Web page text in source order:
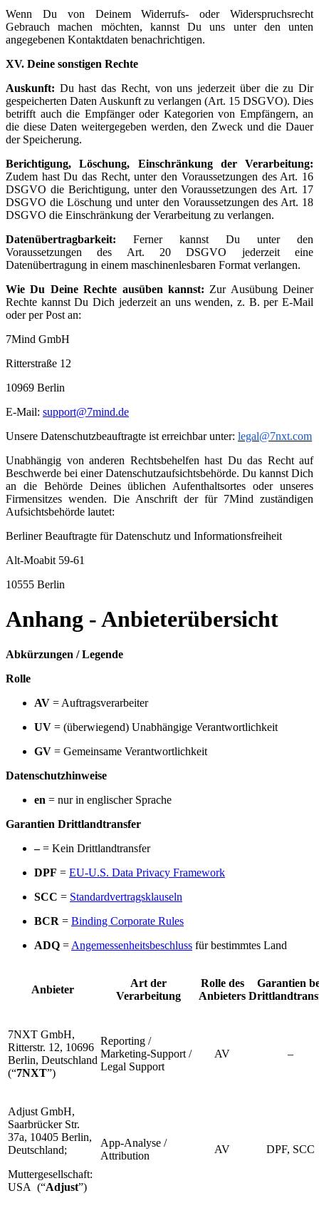
Wenn Du von Deinem Widerrufs- oder Widerspruchsrecht
Gebrauch machen möchten, kannst Du uns unter den unten
angegebenen Kontaktdaten benachrichtigen.
XV. Deine sonstigen Rechte
Auskunft: Du hast das Recht, von uns jederzeit über die zu Dir
gespeicherten Daten Auskunft zu verlangen (Art. 15 DSGVO). Dies
betrifft auch die Empfänger oder Kategorien von Empfängern, an
die diese Daten weitergegeben werden, den Zweck und die Dauer
der Speicherung.
Berichtigung, Löschung, Einschränkung der Verarbeitung:
Zudem hast Du das Recht, unter den Voraussetzungen des Art. 16
DSGVO die Berichtigung, unter den Voraussetzungen des Art. 17
DSGVO die Löschung und unter den Voraussetzungen des Art. 18
DSGVO die Einschränkung der Verarbeitung zu verlangen.
Datenübertragbarkeit: Ferner kannst Du unter den
Voraussetzungen des Art. 20 DSGVO jederzeit eine
Datenübertragung in einem maschinenlesbaren Format verlangen.
Wie Du Deine Rechte ausüben kannst: Zur Ausübung Deiner
Rechte kannst Du Dich jederzeit an uns wenden, z. B. per E-Mail
oder per Post an:
7Mind GmbH
Ritterstraße 12
10969 Berlin
E-Mail: support@7mind.de
Unsere Datenschutzbeauftragte ist erreichbar unter: legal@7nxt.com
Unabhängig von anderen Rechtsbehelfen hast Du das Recht auf
Beschwerde bei einer Datenschutzaufsichtsbehörde. Du kannst Dich
an die Behörde Deines üblichen Aufenthaltsortes oder unseres
Firmensitzes wenden. Die Anschrift der für 7Mind zuständigen
Aufsichtsbehörde lautet:
Berliner Beauftragte für Datenschutz und Informationsfreiheit
Alt-Moabit 59-61
10555 Berlin
Anhang - Anbieterübersicht
Abkürzungen / Legende
Rolle
AV = Auftragsverarbeiter
UV = (überwiegend) Unabhängige Verantwortlichkeit
GV = Gemeinsame Verantwortlichkeit
Datenschutzhinweise
en = nur in englischer Sprache
Garantien Drittlandtransfer
–= Kein Drittlandtransfer
DPF = EU-U.S. Data Privacy Framework
SCC = Standardvertragsklauseln
BCR = Binding Corporate Rules
ADQ = Angemessenheitsbeschluss für bestimmtes Land
Anbieter
Art der
Verarbeitung
Rolle des
Anbieters
Garantien
7NXT GmbH,
Ritterstr. 12, 10696
Berlin, Deutschland
(“7NXT”)
Reporting /
Marketing-Support /
Legal Support
AV –
Adjust GmbH,
Saarbrücker Str.
37a, 10405 Berlin,
Deutschland;
Muttergesellschaft:
USA (“Adjust”)
App-Analyse /
Attribution
AV DPF, SCC